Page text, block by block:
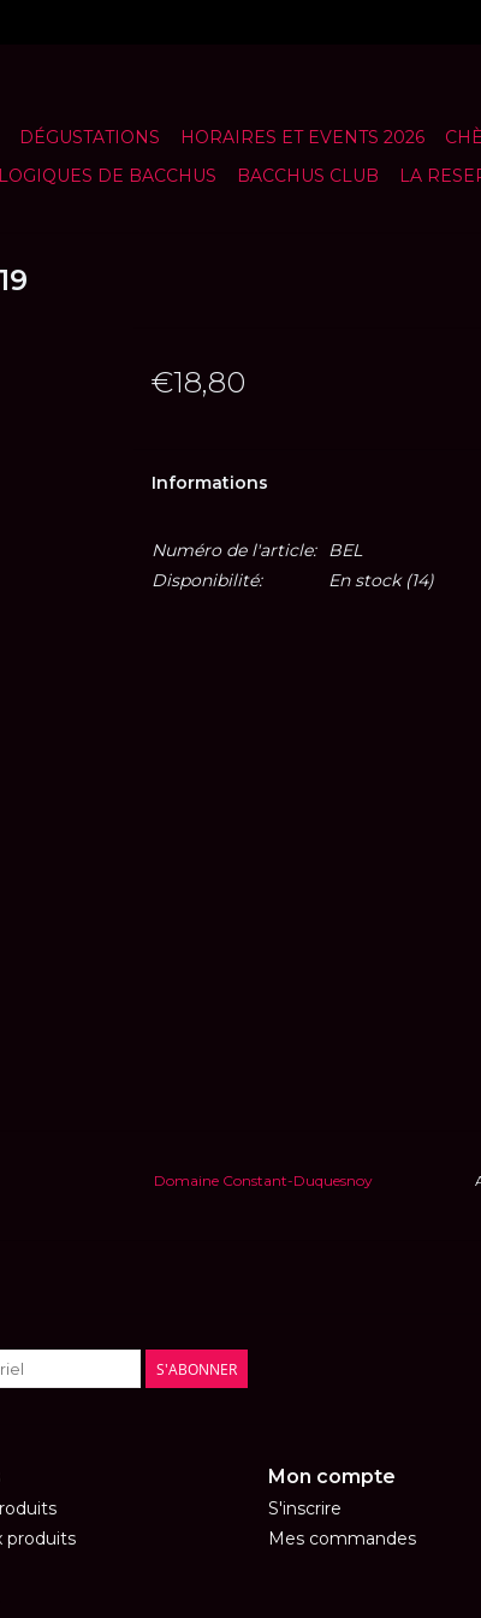
DÉGUSTATIONS HORAIRES ET EVENTS 2026
DE BACCHUS
BACCHUS CLUB LA
€18,80
Informations
Numéro de l'article:
BEL
Disponibilité:
En stock(14)
Domaine Constant-Duquesnoy
S'ABONNER
produits
Mon compte
S'inscrire
Mes commandes